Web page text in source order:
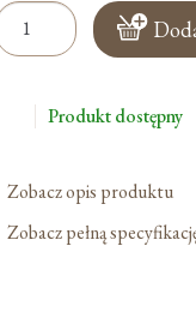
Homilie
Różne
Produkt dostępny
Zobacz opis produktu
Zobacz pełną